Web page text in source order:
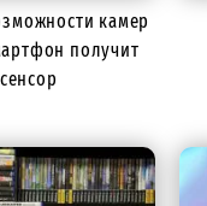
камер
получит